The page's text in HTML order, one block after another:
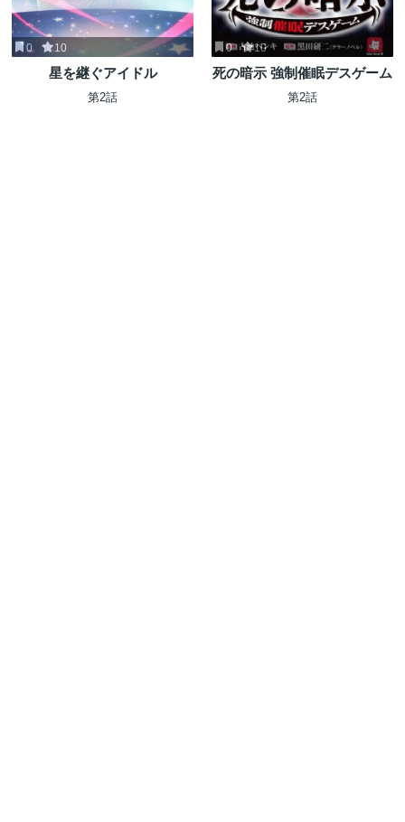
0 10
星を継ぐアイドル
第2話
0 10
死の暗示 強制催眠デスゲーム
第2話